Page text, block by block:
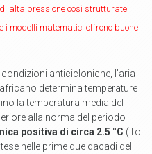
alta pressione così strutturate
modelli matematici offrono buone
anticicloniche, l’aria
determina temperature
la temperatura media del
alla norma del periodo
positiva di circa 2.5 °C (To
nelle prime due dacadi del